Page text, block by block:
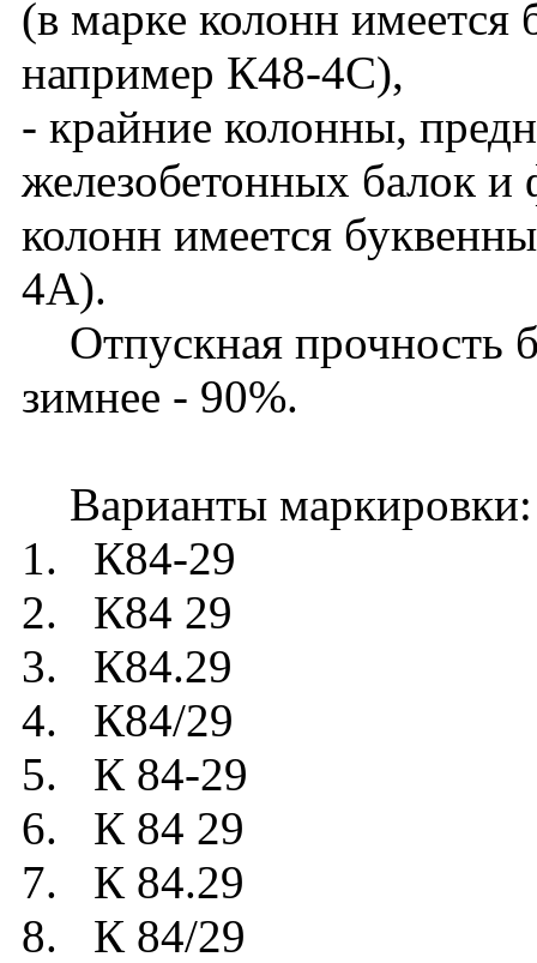
(в марке колонн
например К48-4С),
- крайние колонны,
железобетонных балок и
колонн имеется
4А).
Отпускная прочность
зимнее - 90%.
Варианты маркировки:
1. К84-29
2. К84 29
3. К84.29
4. К84/29
5. К 84-29
6. К 84 29
7. К 84.29
8. К 84/29